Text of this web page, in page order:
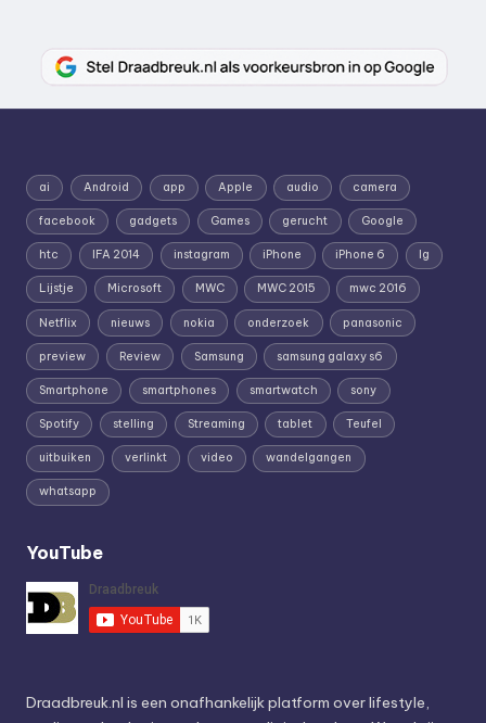
ai Android app Apple audio camera
facebook gadgets Games gerucht Google
htc IFA 2014 instagram iPhone iPhone 6 lg
Lijstje Microsoft MWC MWC 2015 mwc 2016
Netflix nieuws nokia onderzoek panasonic
preview Review Samsung samsung galaxy s6
Smartphone smartphones smartwatch sony
Spotify stelling Streaming tablet Teufel
uitbuiken verlinkt video wandelgangen
whatsapp
YouTube
Draadbreuk.nl is een onafhankelijk platform over lifestyle,